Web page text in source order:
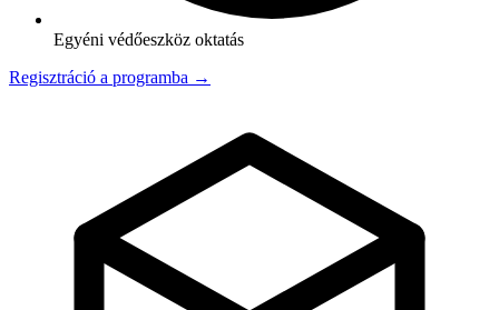
Egyéni védőeszköz oktatás
Regisztráció a programba →